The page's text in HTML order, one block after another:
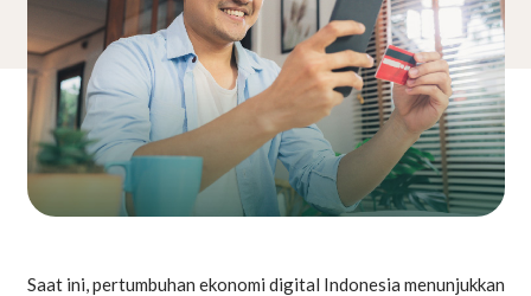
Saat ini, pertumbuhan ekonomi digital Indonesia menunjukkan